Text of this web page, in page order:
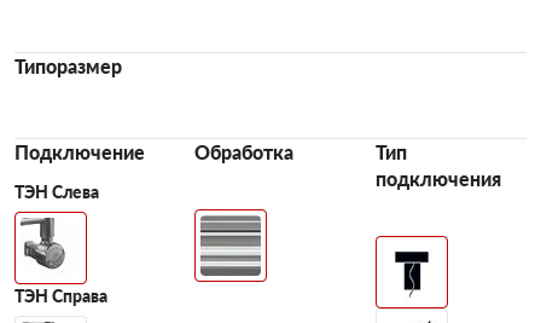
Типоразмер
Подключение
ТЭН Слева
ТЭН Справа
Обработка
Тип
подключения